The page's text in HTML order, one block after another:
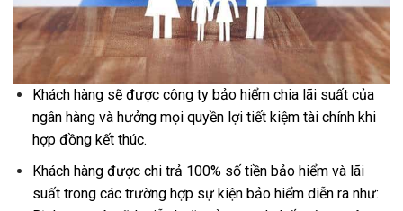
Khách hàng sẽ được công ty bảo hiểm chia lãi suất của
ngân hàng và hưởng mọi quyền lợi tiết kiệm tài chính khi
hợp đồng kết thúc.
Khách hàng được chi trả 100% số tiền bảo hiểm và lãi
suất trong các trường hợp sự kiện bảo hiểm diễn ra như: